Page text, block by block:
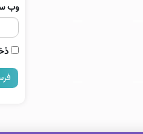
وب‌